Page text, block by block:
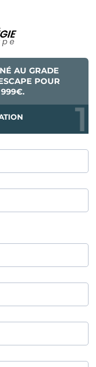
AU GRADE
POUR
999€.